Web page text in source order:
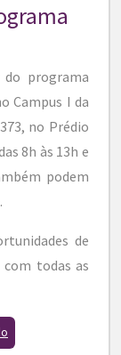
programa
Campus I da
no Prédio
8h às 13h e
podem
de
com todas as